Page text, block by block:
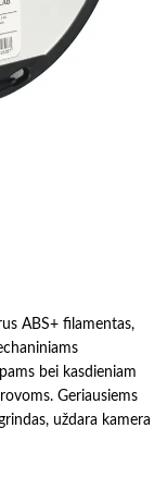
ABS+ filamentas,
bei kasdieniam
Geriausiems
uždara kamera